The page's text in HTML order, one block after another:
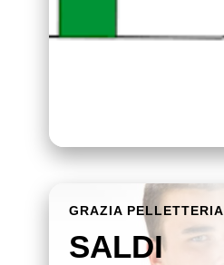
GRAZIA PELLETTERIA
SALDI